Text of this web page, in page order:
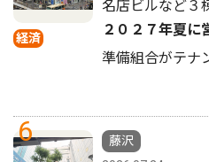
経済
名店ビルなど３
２０２７年夏に
準備組合がテナ
6
藤沢